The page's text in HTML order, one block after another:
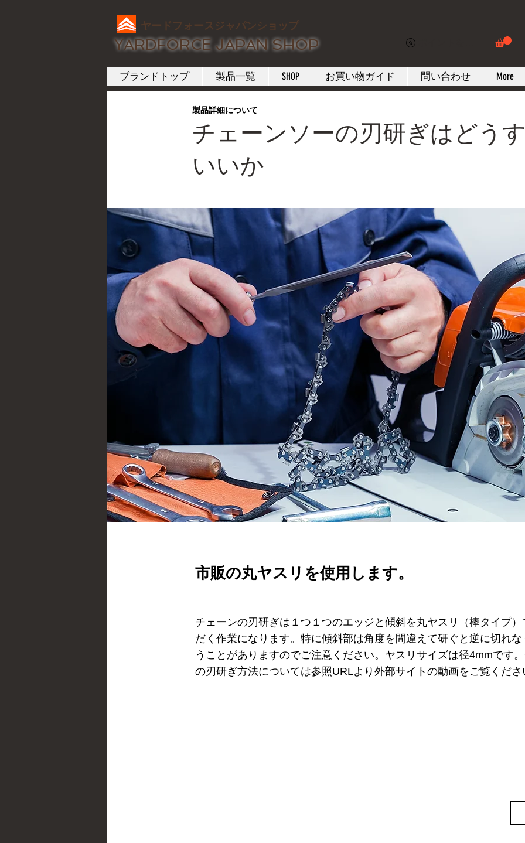
ヤードフォースジャパンショップ
YARDFORCE JAPAN SHOP
ブランドトップ 製品一覧 SHOP お買い物ガイド 問い合わせ More
製品詳細について
チェーンソーの刃研ぎはどう
いいか
市販の丸ヤスリを使用します。
チェーンの刃研ぎは１つ１つのエッジと傾斜を丸ヤスリ（棒タイプ
だく作業になります。特に傾斜部は角度を間違えて研ぐと逆に切れ
うことがありますのでご注意ください。ヤスリサイズは径4mmです
の刃研ぎ方法については参照URLより外部サイトの動画をご覧くださ